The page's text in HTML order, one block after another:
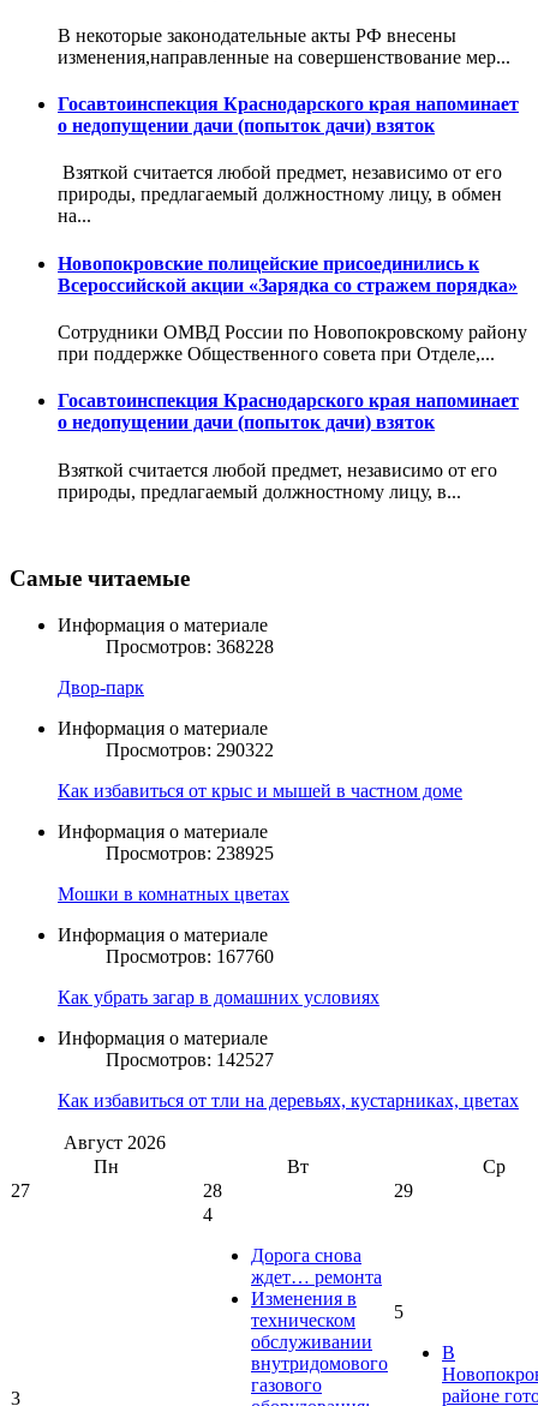
В некоторые законодательные акты РФ внесены
изменения,направленные на совершенствование мер...
Госавтоинспекция Краснодарского края напоминает
о недопущении дачи (попыток дачи) взяток
Взяткой считается любой предмет, независимо от его
природы, предлагаемый должностному лицу, в обмен
на...
Новопокровские полицейские присоединились к
Всероссийской акции «Зарядка со стражем порядка»
Сотрудники ОМВД России по Новопокровскому району
при поддержке Общественного совета при Отделе,...
Госавтоинспекция Краснодарского края напоминает
о недопущении дачи (попыток дачи) взяток
Взяткой считается любой предмет, независимо от его
природы, предлагаемый должностному лицу, в...
Самые читаемые
Информация о материале
Просмотров: 368228
Двор-парк
Информация о материале
Просмотров: 290322
Как избавиться от крыс и мышей в частном доме
Информация о материале
Просмотров: 238925
Мошки в комнатных цветах
Информация о материале
Просмотров: 167760
Как убрать загар в домашних условиях
Информация о материале
Просмотров: 142527
Как избавиться от тли на деревьях, кустарниках, цветах
Август 2026
Пн
Вт
Ср
27
28 29
3
4
Дорога снова
ждет… ремонта
Изменения в
техническом
обслуживании
внутридомового
газового
5
В
районе